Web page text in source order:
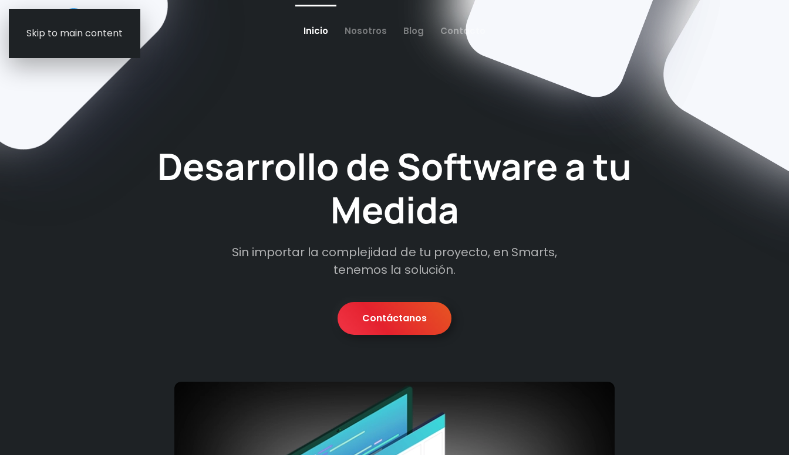
Skip to main content Inicio Nosotros Blog Contacto
Desarrollo de Software a tu
Medida
Sin importar la complejidad de tu proyecto, en Smarts,
tenemos la solución.
Contáctanos